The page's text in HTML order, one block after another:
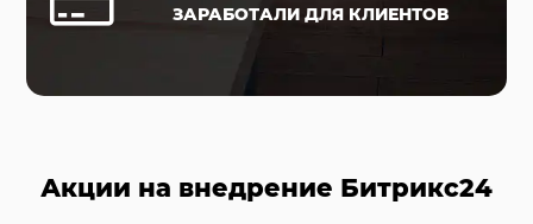
ЗАРАБОТАЛИ ДЛЯ КЛИЕНТОВ
Акции на внедрение Битрикс24